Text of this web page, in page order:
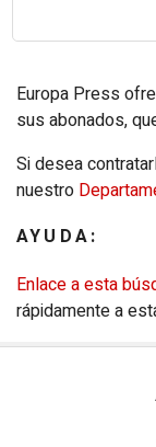
Europa Press
sus abonados,
Si desea
nuestro
AYUDA:
Enlace a esta
rápidamente a